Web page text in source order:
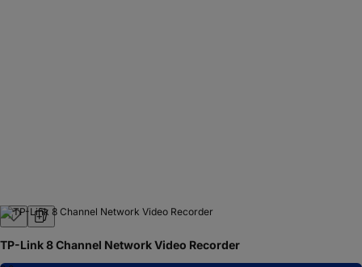
TP-Link 8 Channel Network Video Recorder